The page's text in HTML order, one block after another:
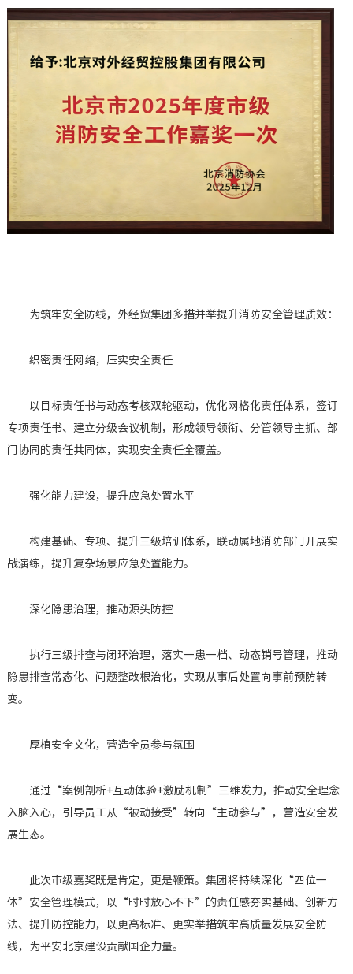
社会责
其他信
为筑牢安全防线，外经贸集团多措并举提升消防安全管理质效：
织密责任网络，压实安全责任
以目标责任书与动态考核双轮驱动，优化网格化责任体系，签订
专项责任书、建立分级会议机制，形成领导领衔、分管领导主抓、部
门协同的责任共同体，实现安全责任全覆盖。
强化能力建设，提升应急处置水平
构建基础、专项、提升三级培训体系，联动属地消防部门开展实
战演练，提升复杂场景应急处置能力。
深化隐患治理，推动源头防控
执行三级排查与闭环治理，落实一患一档、动态销号管理，推动
隐患排查常态化、问题整改根治化，实现从事后处置向事前预防转
变。
厚植安全文化，营造全员参与氛围
通过“案例剖析+互动体验+激励机制”三维发力，推动安全理念
入脑入心，引导员工从“被动接受”转向“主动参与”，营造安全发
展生态。
此次市级嘉奖既是肯定，更是鞭策。集团将持续深化“四位一
体”安全管理模式，以“时时放心不下”的责任感夯实基础、创新方
法、提升防控能力，以更高标准、更实举措筑牢高质量发展安全防
线，为平安北京建设贡献国企力量。